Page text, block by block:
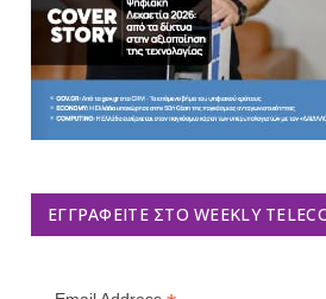
ΕΓΓΡΑΦΕΊΤΕ ΣΤΟ WEEKLY